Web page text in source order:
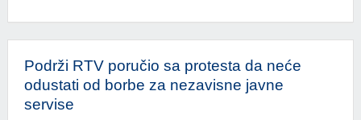
Podrži RTV poručio sa protesta da neće
odustati od borbe za nezavisne javne
servise